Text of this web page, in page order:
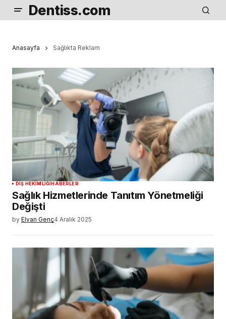
Dentiss.com
Anasayfa Sağlıkta Reklam
DIŞ HEKIMLIĞIHABERLER
Sağlık Hizmetlerinde Tanıtım Yönetmeliği
Değişti
by Elvan Genç4 Aralık 2025